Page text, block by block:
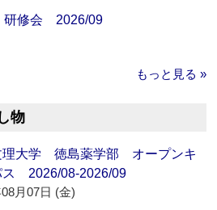
研修会 2026/09
もっと見る »
物
理大学 徳島薬学部 オープンキ
ス 2026/08-2026/09
月07日 (金)